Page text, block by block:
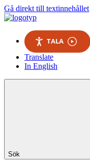
Gå direkt till textinnehållet
TALA
Translate
In English
Sök